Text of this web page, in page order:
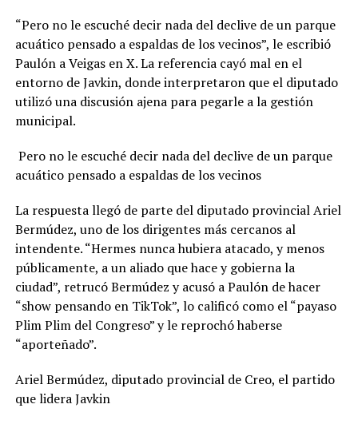
“Pero no le escuché decir nada del declive de un parque
acuático pensado a espaldas de los vecinos”, le escribió
Paulón a Veigas en X. La referencia cayó mal en el
entorno de Javkin, donde interpretaron que el diputado
utilizó una discusión ajena para pegarle a la gestión
municipal.
Pero no le escuché decir nada del declive de un parque
acuático pensado a espaldas de los vecinos
La respuesta llegó de parte del diputado provincial Ariel
Bermúdez, uno de los dirigentes más cercanos al
intendente. “Hermes nunca hubiera atacado, y menos
públicamente, a un aliado que hace y gobierna la
ciudad”, retrucó Bermúdez y acusó a Paulón de hacer
“show pensando en TikTok”, lo calificó como el “payaso
Plim Plim del Congreso” y le reprochó haberse
“aporteñado”.
Ariel Bermúdez, diputado provincial de Creo, el partido
que lidera Javkin